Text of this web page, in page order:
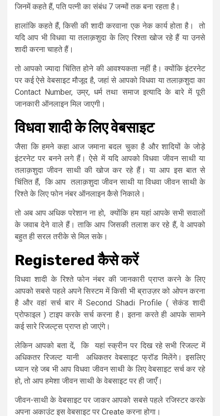
जिनमें कहते हैं, पति पत्नी का संबंध 7 जन्मों तक बना रहता है।
हालांकि कहते हैं, किसी की शादी करवाना एक नेक कार्य होता है। तो
यदि आप भी विधवा या तलाक़शुदा के लिए रिश्ता खोज रहे हैं या उनसे
शादी करना चाहते हैं।
तो आपको ज्यादा चिंतित होने की आवश्यकता नहीं है। क्योंकि इंटरनेट
पर कई ऐसे वेबसाइट मौजूद है, जहां से आपको विधवा या तलाक़शुदा का
Contact Number, उम्र, धर्म तथा समाज इत्यादि के बारे में पूरी
जानकारी ऑनलाइन मिल जाएगी।
विधवा शादी के लिए वेबसाइट
जैसा कि हमने कहा आज जमाना बदल चुका है और शादियों के जोड़े
इंटरनेट पर बनने लगे हैं। ऐसे में यदि आपको विधवा जीवन साथी या
तलाक़शुदा जीवन साथी की खोज कर रहे हैं। या आप इस बात से
चिंतित हैं, कि आप तलाक़शुदा जीवन साथी या विधवा जीवन साथी के
रिश्ते के लिए फोन नंबर ऑनलाइन कैसे निकाले।
तो अब आप अधिक परेशान ना हो, क्योंकि हम यहां आपके सभी सवालों
के जवाब देने वाले हैं। ताकि आप जिसकी तलाश कर रहे हैं, वे आपको
बहुत ही सरल तरीके से मिल सके।
Registered कैसे करें
विधवा शादी के रिश्ते फोन नंबर की जानकारी प्राप्त करने के लिए
आपको सबसे पहले अपने सिस्टम में किसी भी ब्राउज़र को ओपन करना
है और वहां सर्च बार में Second Shadi Profile ( सेकंड शादी
प्रोफाइल ) टाइप करके सर्च करना है। इतना करते ही आपके सामने
कई सारे रिजल्ट्स प्राप्त हो जाएंगे।
लेकिन आपको बता दें, कि यहां स्क्रीन पर दिख रहे सभी रिजल्ट में
अधिकतर रिजल्ट यानी अधिकतर वेबसाइट फ्रॉड मिलेंगे। इसलिए
ध्यान रहे जब भी आप विधवा जीवन साथी के लिए वेबसाइट सर्च कर रहे
हो, तो आप हमेशा जीवन साथी के वेबसाइट पर ही जाएँ।
जीवन-साथी के वेबसाइट पर जाकर आपको सबसे पहले रजिस्टर करके
अपना अकाउंट इस वेबसाइट पर Create करना होगा।